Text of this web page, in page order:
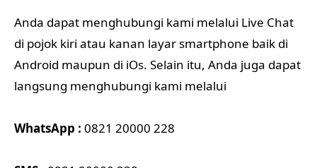
Anda dapat menghubungi kami melalui Live Chat
di pojok kiri atau kanan layar smartphone baik di
Android maupun di iOs. Selain itu, Anda juga dapat
langsung menghubungi kami melalui
WhatsApp : 0821 20000 228